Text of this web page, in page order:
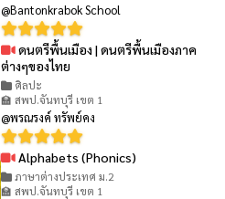
@Bantonkrabok School
ดนตรีพื้นเมือง | ดนตรีพื้นเมืองภาค
ต่างๆของไทย
ศิลปะ
🏫 สพป.จันทบุรี เขต 1
@พรณรงค์ ทรัพย์คง
Alphabets (Phonics)
ภาษาต่างประเทศ ม.2
🏫 สพป.จันทบุรี เขต 1